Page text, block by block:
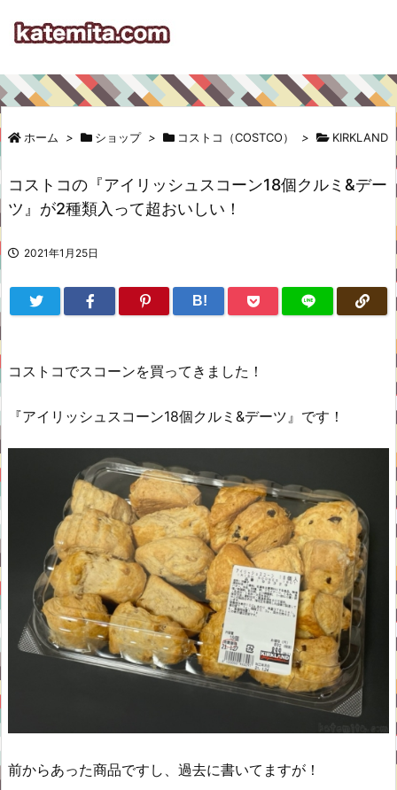
ホーム > ショップ > コストコ（COSTCO） > KIRKLAND
コストコの『アイリッシュスコーン18個クルミ&デー
ツ』が2種類入って超おいしい！
2021年1月25日
B!
コストコでスコーンを買ってきました！
『アイリッシュスコーン18個クルミ&デーツ』です！
前からあった商品ですし、過去に書いてますが！